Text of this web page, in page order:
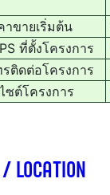
าขายเริ่มต้น
ที่ตั้งโครงการ
รติดต่อโครงการ
ซต์โครงการ
LOCATION